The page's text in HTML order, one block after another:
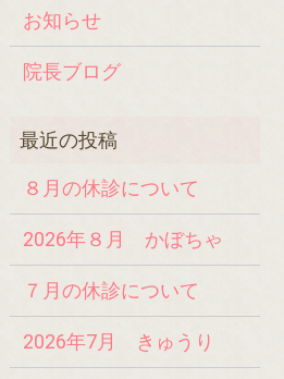
お知らせ
院長ブログ
８月の休診について
2026年８月 かぼちゃ
７月の休診について
2026年7月 きゅうり